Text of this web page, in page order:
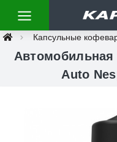
Капсульные
Автомобильная
Auto